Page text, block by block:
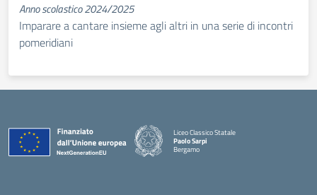
Anno scolastico 2024/2025
Imparare a cantare insieme agli altri in una serie di incontri
pomeridiani
Liceo Classico Statale
Paolo Sarpi
Bergamo
— Visita la pagina iniziale della scuola